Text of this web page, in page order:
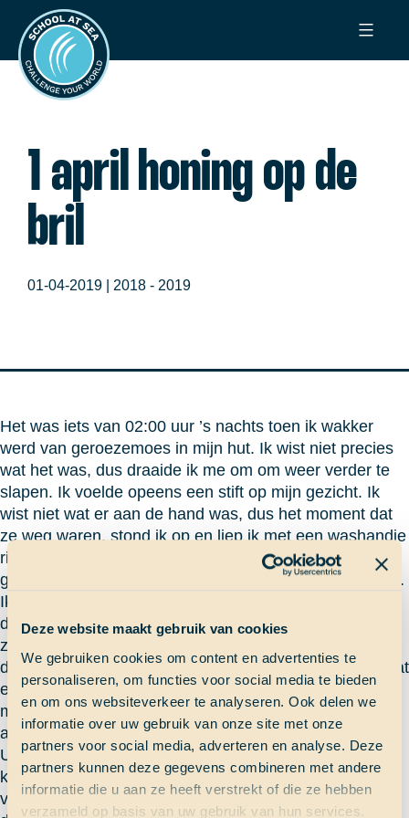
Deze website maakt gebruik van cookies
We gebruiken cookies om content en advertenties te
personaliseren, om functies voor social media te bieden
en om ons websiteverkeer te analyseren. Ook delen we
informatie over uw gebruik van onze site met onze
partners voor social media, adverteren en analyse. Deze
partners kunnen deze gegevens combineren met andere
informatie die u aan ze heeft verstrekt of die ze hebben
verzameld op basis van uw gebruik van hun services.
naar
inhoud
School
at
Sea
1 april honing op de
bril
01-04-2019 | 2018 - 2019
Het was iets van 02:00 uur ’s nachts toen ik wakker
werd van geroezemoes in mijn hut. Ik wist niet precies
wat het was, dus draaide ik me om om weer verder te
slapen. Ik voelde opeens een stift op mijn gezicht. Ik
wist niet wat er aan de hand was, dus het moment dat
ze weg waren, stond ik op en liep ik met een washandje
richting de wc om te kijken wat er nou eigenlijk was
gebeurd. De deurklink van de wc was vies en plakkerig.
Ik stond in de wc en wilde eigenlijk ook wel even naar
de wc gaan, dus deed ik de wc-deksel omhoog en wat
zag ik daar? Allemaal honing op de bril en ook op de
deurklink. Ik bedacht dat het natuurlijk 1 april was en dat
er waarschijnlijk SaS’ers waren die allemaal grappen
met ons aan het uithalen waren. Ik was niet heel blij,
aangezien ik naar de wc moest en het nogal laat was.
Uiteindelijk bleek de wc buiten nog schoon te zijn en
kon ik daar naartoe, maar mijn nachtrust was nogal
verstoord. Wat wel leuk was, was dat ze de platen van